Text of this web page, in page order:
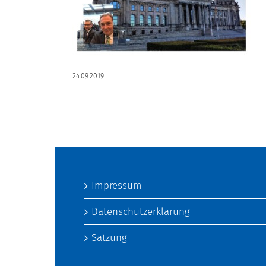
24.09.2019
Impressum
Datenschutzerklärung
Satzung